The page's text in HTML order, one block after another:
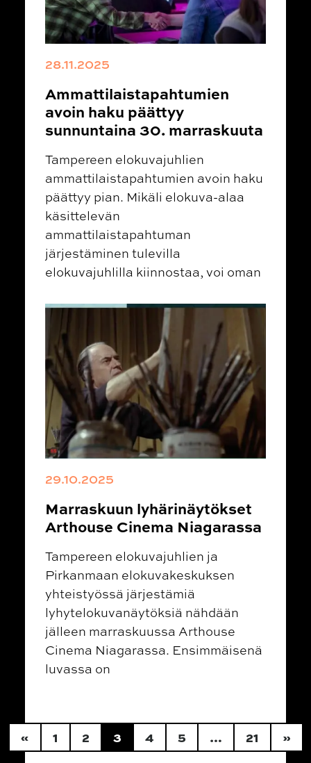
28.11.2025
Ammattilaistapahtumien
avoin haku päättyy
sunnuntaina 30. marraskuuta
Tampereen elokuvajuhlien
ammattilaistapahtumien avoin haku
päättyy pian. Mikäli elokuva-alaa
käsittelevän
ammattilaistapahtuman
järjestäminen tulevilla
elokuvajuhlilla kiinnostaa, voi oman
29.10.2025
Marraskuun lyhärinäytökset
Arthouse Cinema Niagarassa
Tampereen elokuvajuhlien ja
Pirkanmaan elokuvakeskuksen
yhteistyössä järjestämiä
lyhytelokuvanäytöksiä nähdään
jälleen marraskuussa Arthouse
Cinema Niagarassa. Ensimmäisenä
luvassa on
Posts navigation
« 1 2 3 4 5 … 21 »